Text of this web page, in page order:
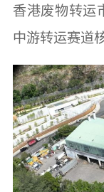
香港废物转运
中游转运赛道